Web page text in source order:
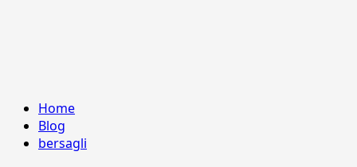
Home
Blog
bersagli